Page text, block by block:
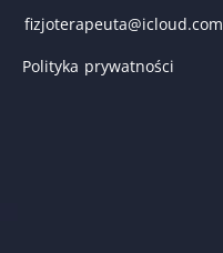
fizjoterapeuta@icloud.com
Polityka prywatności